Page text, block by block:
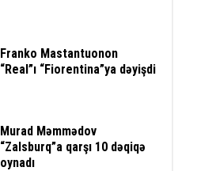
Franko Mastantuonon
“Real”ı “Fiorentina”ya dəyişdi
Murad Məmmədov
“Zalsburq”a qarşı 10 dəqiqə
oynadı